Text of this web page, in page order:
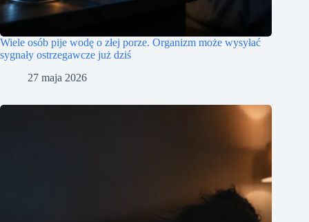
Wiele osób pije wodę o złej porze. Organizm może wysyłać
sygnały ostrzegawcze już dziś
27 maja 2026